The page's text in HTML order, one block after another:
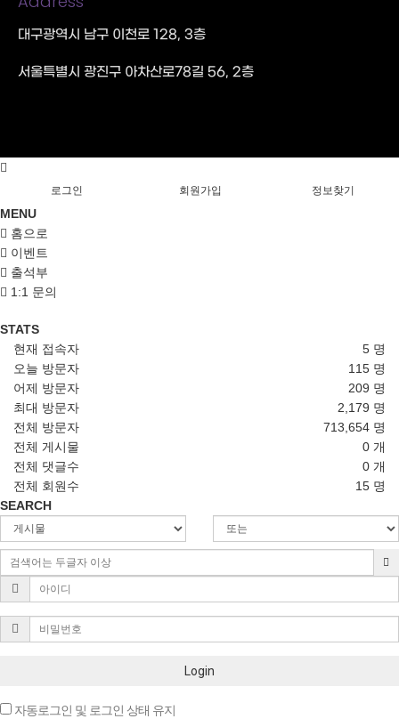
대구광역시 남구 이천로 128, 3층
서울특별시 광진구 아차산로78길 56, 2층
로그인 회원가입 정보찾기
MENU
홈으로
이벤트
출석부
1:1 문의
STATS
5 명
현재 접속자
115 명
오늘 방문자
209 명
어제 방문자
2,179 명
최대 방문자
713,654 명
전체 방문자
0 개
전체 게시물
0 개
전체 댓글수
15 명
전체 회원수
SEARCH
Login
자동로그인 및 로그인 상태 유지